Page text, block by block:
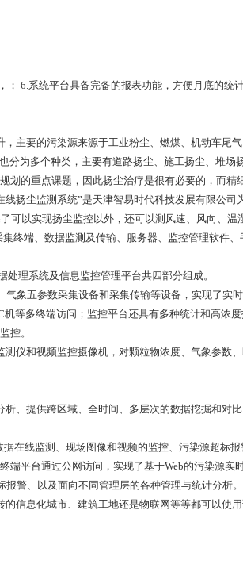
6.系统平台具备完备的报表功能，方便月底的统
主要的污染源来源于工业粉尘、燃煤、机动车尾
分为多个种类，主要有道路扬尘、施工扬尘、堆场
划的重点课题，因此扬尘治疗是很有必要的，而精
扬尘监测系统”是天津智易时代科技发展有限公司
可以实现扬尘监控以外，还可以测风速、风向、温
终端、数据监测及传输、服务器、监控管理软件、
理系统及信息监控管理平台共四部分组成。
象五参数采集设备和采集传输等设备，实现了实
等多终端访问；监控平台还具有多种统计和高浓
控。
仪和视频监控摄像机，对颗粒物浓度、气象参数
、提供跨区域、全时间、多层次的数据挖掘和对
在线监测、现场图像和视频的监控、污染源超标报
端平台通过公网访问，实现了基于Web的污染源实
警、以及面向不同管理层的各种管理与统计分析。
信息化城市、建筑工地还是物联网等等都可以使